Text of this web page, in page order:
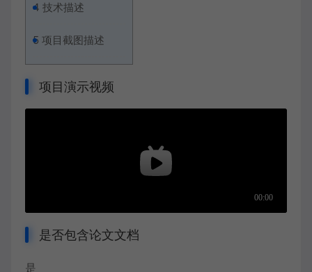
4 技术描述
5 项目截图描述
项目演示视频
是否包含论文文档
是